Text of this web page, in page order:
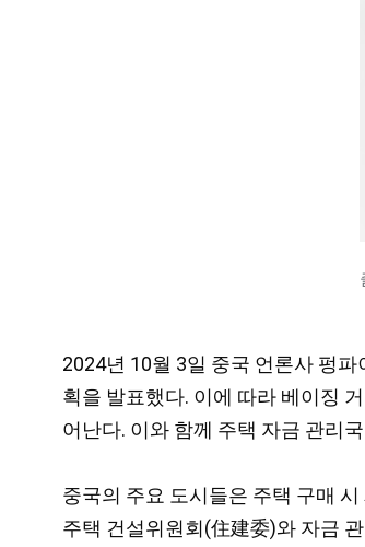
2024년 10월 3일 중국 언론사 펑
획을 발표했다. 이에 따라 베이징
어난다. 이와 함께 주택 자금 관리
중국의 주요 도시들은 주택 구매
주택 건설위원회(住建委)와 자금